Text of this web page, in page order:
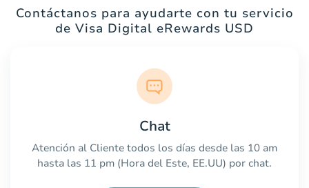
Contáctanos para ayudarte con tu servicio
de Visa Digital eRewards USD
Chat
Atención al Cliente todos los días desde las 10 am
hasta las 11 pm (Hora del Este, EE.UU) por chat.